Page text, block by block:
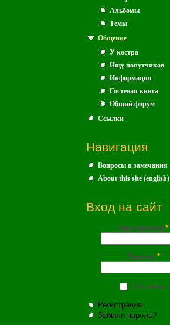
Альбомы
Темы
Общение
У костра
Ищу попутчиков
Информация
Гостевая книга
Общий форум
Ссылки
Навигация
Вопросы и замечания
About this site (english)
Вход на сайт
Имя (почта) *
Пароль *
Запомнить
Регистрация
Забыли пароль?